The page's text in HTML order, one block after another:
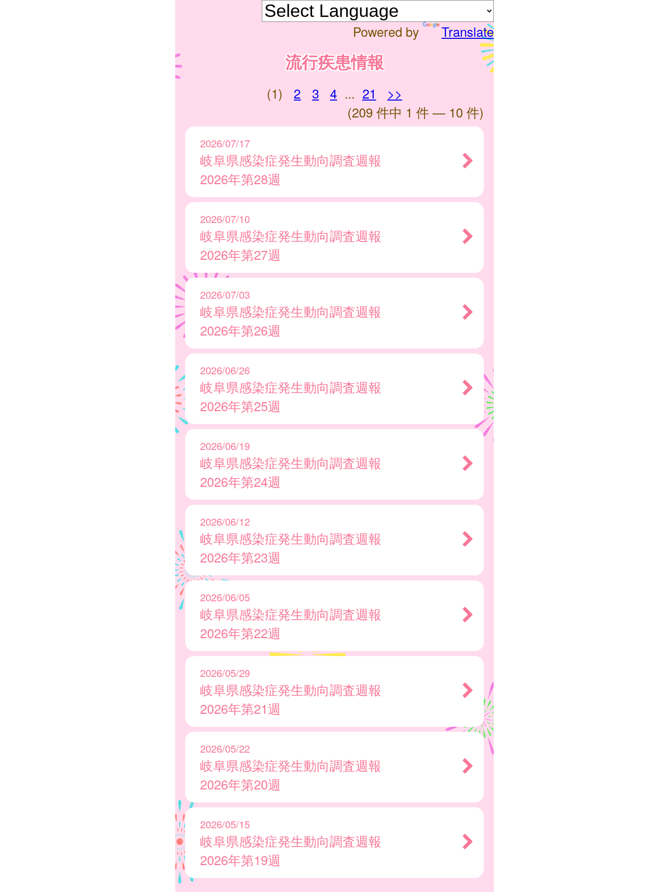
Powered by Translate
流行疾患情報
(1) 2 3 4 ... 21
>>
(209 件中 1 件 — 10 件)
2026/07/17
岐阜県感染症発生動向調査週報
2026年第28週
2026/07/10
岐阜県感染症発生動向調査週報
2026年第27週
2026/07/03
岐阜県感染症発生動向調査週報
2026年第26週
2026/06/26
岐阜県感染症発生動向調査週報
2026年第25週
2026/06/19
岐阜県感染症発生動向調査週報
2026年第24週
2026/06/12
岐阜県感染症発生動向調査週報
2026年第23週
2026/06/05
岐阜県感染症発生動向調査週報
2026年第22週
2026/05/29
岐阜県感染症発生動向調査週報
2026年第21週
2026/05/22
岐阜県感染症発生動向調査週報
2026年第20週
2026/05/15
岐阜県感染症発生動向調査週報
2026年第19週